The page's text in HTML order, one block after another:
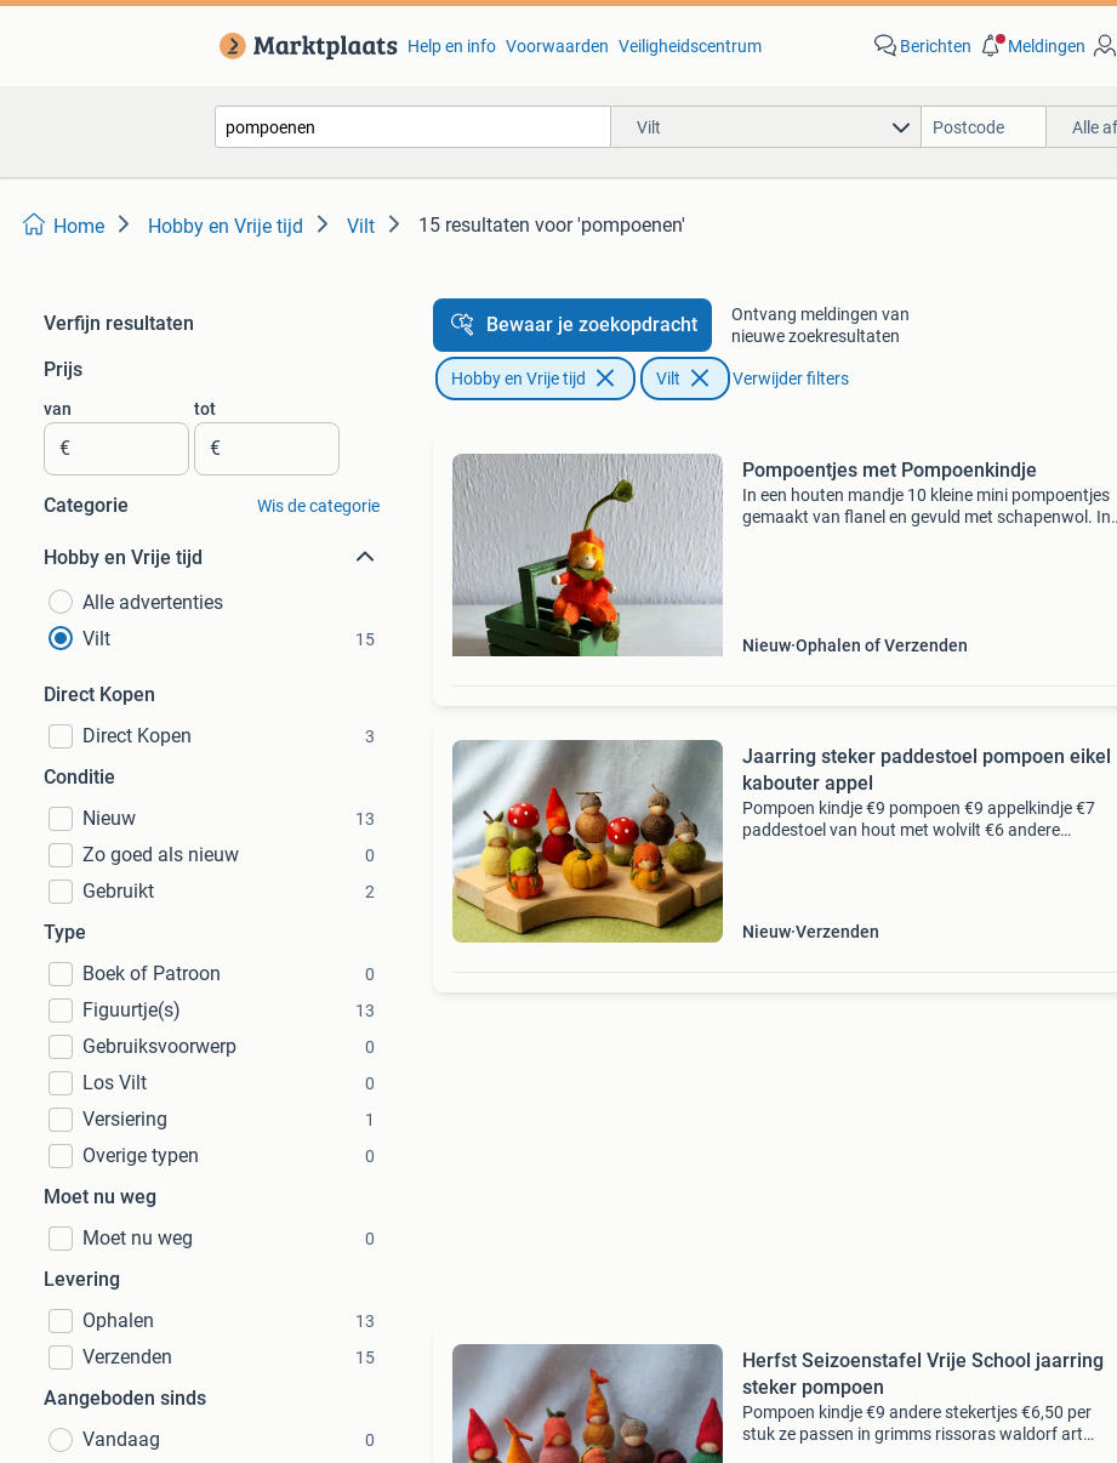
Help en info Voorwaarden Veiligheidscentrum Berichten Meldingen
Vilt Alle
Home Hobby en Vrije tijd Vilt 15 resultaten voor 'pompoenen'
Verfijn resultaten
Prijs
van
€
tot
€
Categorie Wis de categorie
Hobby en Vrije tijd
Alle advertenties
Vilt
15
Direct Kopen
Direct Kopen
3
Conditie
Nieuw
13
Zo goed als nieuw 0
Gebruikt 2
Type
Boek of Patroon
0
Figuurtje(s) 13
Gebruiksvoorwerp 0
Los Vilt 0
Versiering 1
Overige typen 0
Moet nu weg
Moet nu weg
0
Levering
Ophalen
13
Verzenden 15
Aangeboden sinds
Vandaag
0
Bewaar je zoekopdracht
Ontvang meldingen van
nieuwe zoekresultaten
Hobby en Vrije tijd Vilt Verwijder filters
Pompoentjes met Pompoenkindje
In een houten mandje 10 kleine mini pompoentjes
gemaakt van flanel en gevuld met schapenwol. In
Nieuw Ophalen of Verzenden
Jaarring steker paddestoel pompoen eikel
kabouter appel
Pompoen kindje €9 pompoen €9 appelkindje €7
paddestoel van hout met wolvilt €6 andere
Nieuw Verzenden
Herfst Seizoenstafel Vrije School jaarring
steker pompoen
Pompoen kindje €9 andere stekertjes €6,50 per
stuk ze passen in grimms rissoras waldorf art